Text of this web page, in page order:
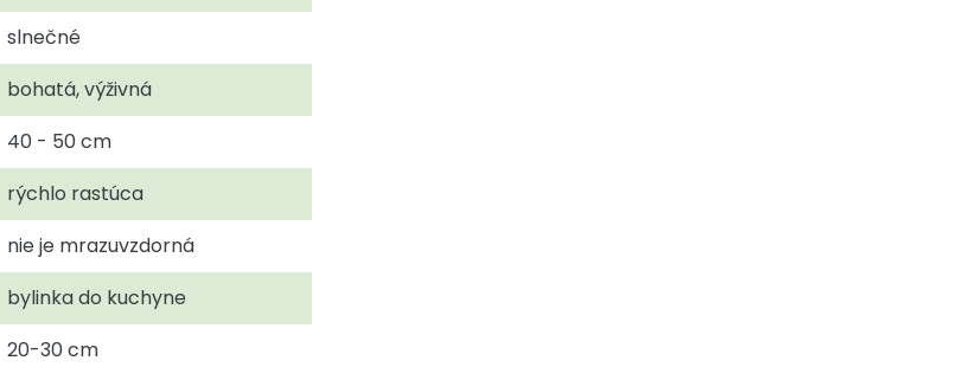
slnečné
bohatá, výživná
40 - 50 cm
rýchlo rastúca
nie je mrazuvzdorná
bylinka do kuchyne
20-30 cm